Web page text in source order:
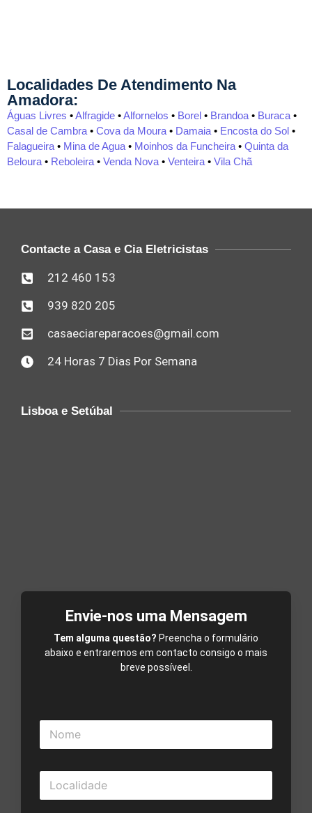
Localidades De Atendimento Na
Amadora:
Águas Livres •Alfragide •Alfornelos • Borel • Brandoa • Buraca •
Casal de Cambra • Cova da Moura • Damaia • Encosta do Sol •
Falagueira • Mina de Agua • Moinhos da Funcheira • Quinta da
Beloura • Reboleira • Venda Nova • Venteira • Vila Chã
Contacte a Casa e Cia Eletricistas
212 460 153
939 820 205
casaeciareparacoes@gmail.com
24 Horas 7 Dias Por Semana
Lisboa e Setúbal
Envie-nos uma Mensagem
Tem alguma questão? Preencha o formulário
abaixo e entraremos em contacto consigo o mais
breve possíveel.
N
m
L
c